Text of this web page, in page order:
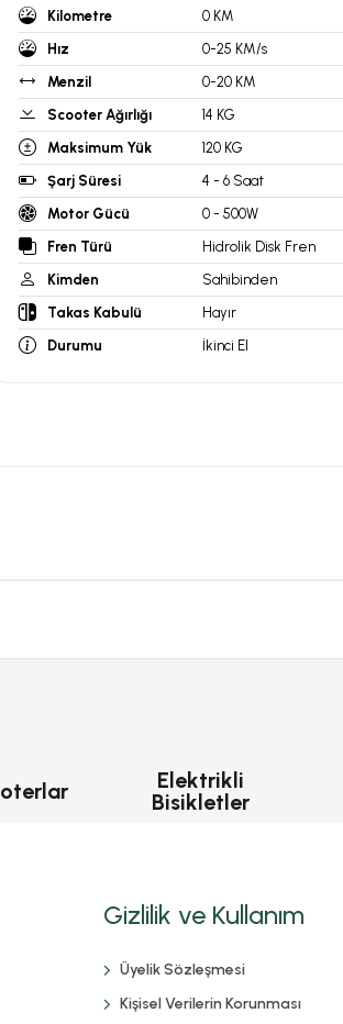
Kilometre
0 KM
Hız
0-25 KM/s
Menzil
0-20 KM
Scooter Ağırlığı
14 KG
Maksimum Yük
120 KG
Şarj Süresi
4 - 6 Saat
Motor Gücü
0 - 500W
Fren Türü
Hidrolik Disk Fren
Kimden
Sahibinden
Takas Kabulü
Hayır
Durumu
İkinci El
Elektrikli
Bisikletler
Gizlilik ve Kullanım
Üyelik Sözleşmesi
Kişisel Verilerin Korunması